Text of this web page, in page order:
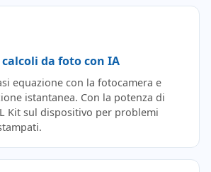
da foto con IA
equazione con la fotocamera e
istantanea. Con la potenza di
Kit sul dispositivo per problemi